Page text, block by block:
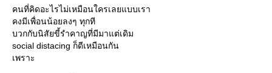
คนที่คิดอะไรไม่เหมือนใครเลยแบบเรา
คงมีเพื่อนน้อยลงๆ ทุกที
บวกกับนิสัยขี้รำคาญที่มีมาแต่เดิม
social distacing ก็ดีเหมือนกัน
เพราะ